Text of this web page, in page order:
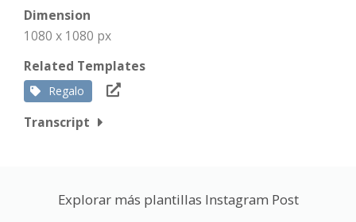
Dimension
1080 x 1080 px
Related Templates
Regalo
Transcript
Explorar más plantillas Instagram Post